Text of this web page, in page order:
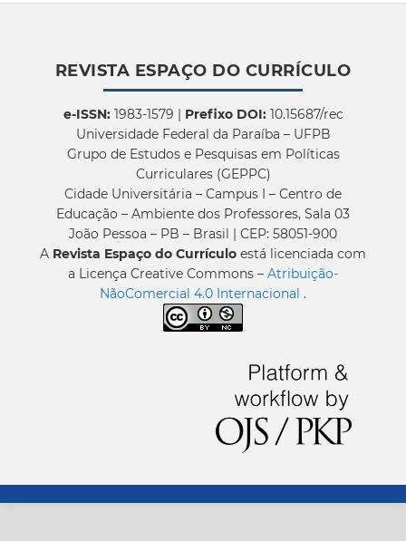
REVISTA ESPAÇO DO CURRÍCULO
e-ISSN:1983-1579 | Prefixo DOI:10.15687/rec
Universidade Federal da Paraíba – UFPB
Grupo de Estudos e Pesquisas em Políticas
Curriculares (GEPPC)
Cidade Universitária – Campus I – Centro de
Educação – Ambiente dos Professores, Sala 03
João Pessoa – PB – Brasil | CEP: 58051-900
A Revista Espaço do Currículo está licenciada com
a Licença Creative Commons – Atribuição-
NãoComercial 4.0 Internacional .